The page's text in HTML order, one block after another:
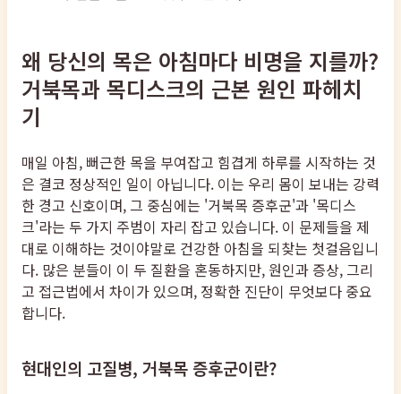
왜 당신의 목은 아침마다 비명을 지를까?
거북목과 목디스크의 근본 원인 파헤치
기
매일 아침, 뻐근한 목을 부여잡고 힘겹게 하루를 시작하는 것
은 결코 정상적인 일이 아닙니다. 이는 우리 몸이 보내는 강력
한 경고 신호이며, 그 중심에는 '거북목 증후군'과 '목디스
크'라는 두 가지 주범이 자리 잡고 있습니다. 이 문제들을 제
대로 이해하는 것이야말로 건강한 아침을 되찾는 첫걸음입니
다. 많은 분들이 이 두 질환을 혼동하지만, 원인과 증상, 그리
고 접근법에서 차이가 있으며, 정확한 진단이 무엇보다 중요
합니다.
현대인의 고질병, 거북목 증후군이란?